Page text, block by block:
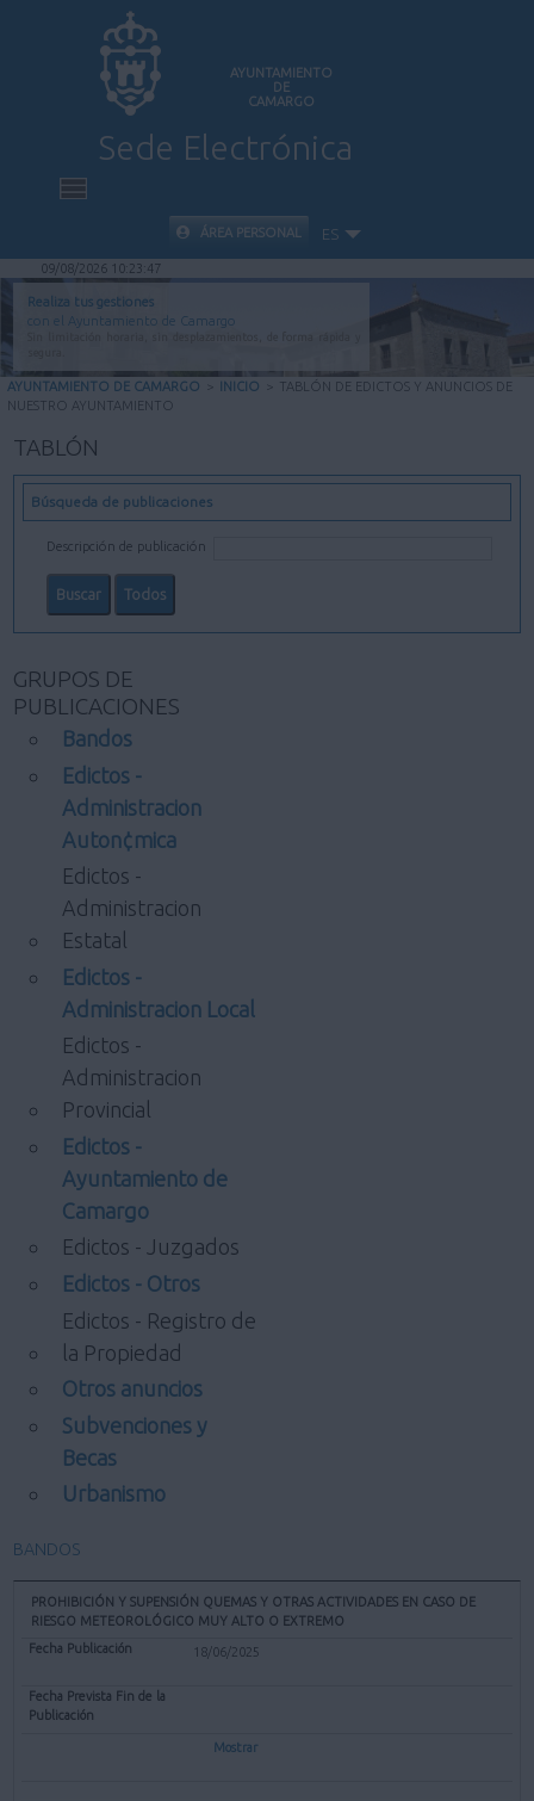
AYUNTAMIENTO
DE
CAMARGO
Sede Electrónica
INICIO
INFORMACIÓN PÚBLICA
CARPETA CIUDADANA
VALIDACIÓN DE DOCUMENTOS
AYUDA
ÁREA PERSONAL ES
09/08/2026 10:23:48
Realiza tus gestiones
con el Ayuntamiento de Camargo
AYUNTAMIENTO DE CAMARGO > INICIO > TABLÓN DE EDICTOS Y ANUNCIOS DE
NUESTRO AYUNTAMIENTO
TABLÓN
Búsqueda de publicaciones
Descripción de publicación
GRUPOS DE
PUBLICACIONES
Bandos
Edictos -
Administracion
Auton¢mica
Edictos -
Administracion
Estatal
Edictos -
Administracion Local
Edictos -
Administracion
Provincial
Edictos -
Ayuntamiento de
Camargo
Edictos - Juzgados
Edictos - Otros
Edictos - Registro de
la Propiedad
Otros anuncios
Subvenciones y
Becas
Urbanismo
BANDOS
PROHIBICIÓN Y SUPENSIÓN QUEMAS Y OTRAS ACTIVIDADES EN CASO DE
RIESGO METEOROLÓGICO MUY ALTO O EXTREMO
18/06/2025
Mostrar